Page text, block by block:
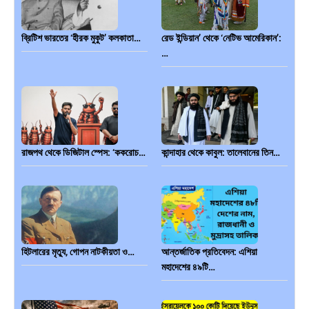
ব্রিটিশ ভারতের ‘হীরক মুকুট’ কলকাতা…
রেড ইন্ডিয়ান’ থেকে ‘নেটিভ আমেরিকান’:
…
রাজপথ থেকে ডিজিটাল স্পেস: ‘ককরোচ… কান্দাহার থেকে কাবুল: তালেবানের তিন…
হিটলারের মৃত্যু, গোপন নাটকীয়তা ও…
আন্তর্জাতিক প্রতিবেদন: এশিয়া
মহাদেশের ৪৯টি…